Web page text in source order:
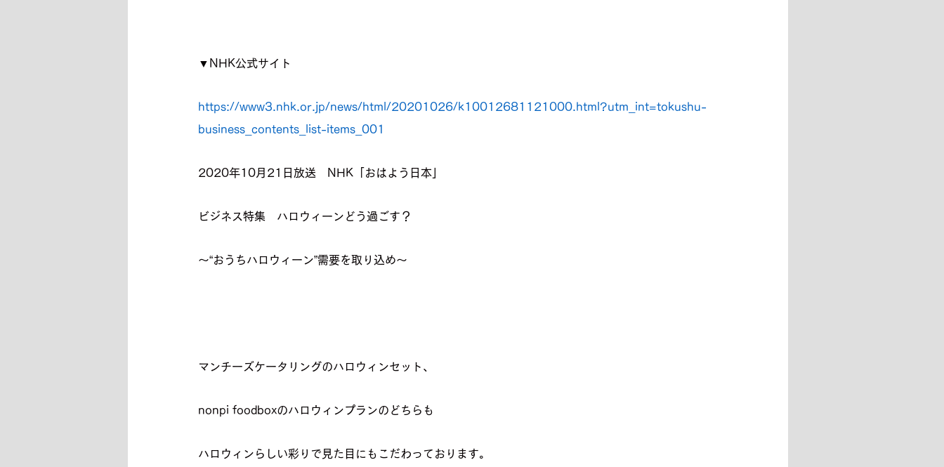
▼NHK公式サイト
https://www3.nhk.or.jp/news/html/20201026/k10012681121000.html?utm_int=tokushu-
business_contents_list-items_001
2020年10月21日放送　NHK「おはよう日本」
ビジネス特集　ハロウィーンどう過ごす？
〜“おうちハロウィーン”需要を取り込め〜
マンチーズケータリングのハロウィンセット、
nonpi foodboxのハロウィンプランのどちらも
ハロウィンらしい彩りで見た目にもこだわっております。